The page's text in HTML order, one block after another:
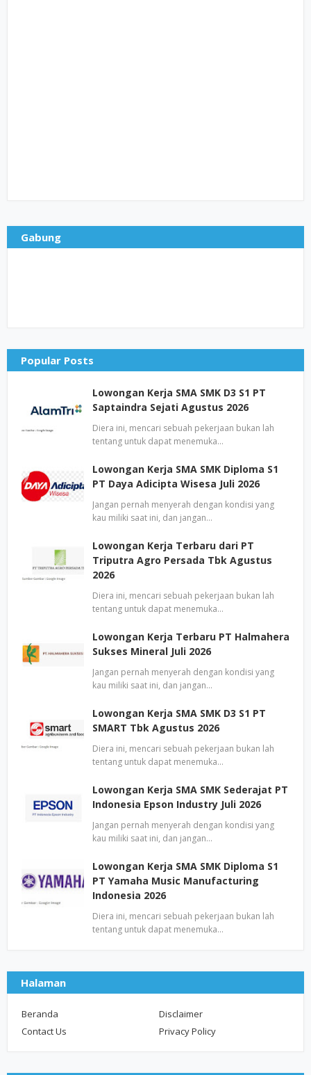
Gabung
Popular Posts
Lowongan Kerja SMA SMK D3 S1 PT
Saptaindra Sejati Agustus 2026
Diera ini, mencari sebuah pekerjaan bukan lah
tentang untuk dapat menemuka…
Lowongan Kerja SMA SMK Diploma S1
PT Daya Adicipta Wisesa Juli 2026
Jangan pernah menyerah dengan kondisi yang
kau miliki saat ini, dan jangan…
Lowongan Kerja Terbaru dari PT
Triputra Agro Persada Tbk Agustus
2026
Diera ini, mencari sebuah pekerjaan bukan lah
tentang untuk dapat menemuka…
Lowongan Kerja Terbaru PT Halmahera
Sukses Mineral Juli 2026
Jangan pernah menyerah dengan kondisi yang
kau miliki saat ini, dan jangan…
Lowongan Kerja SMA SMK D3 S1 PT
SMART Tbk Agustus 2026
Diera ini, mencari sebuah pekerjaan bukan lah
tentang untuk dapat menemuka…
Lowongan Kerja SMA SMK Sederajat PT
Indonesia Epson Industry Juli 2026
Jangan pernah menyerah dengan kondisi yang
kau miliki saat ini, dan jangan…
Lowongan Kerja SMA SMK Diploma S1
PT Yamaha Music Manufacturing
Indonesia 2026
Diera ini, mencari sebuah pekerjaan bukan lah
tentang untuk dapat menemuka…
Halaman
Beranda
Disclaimer
Contact Us
Privacy Policy